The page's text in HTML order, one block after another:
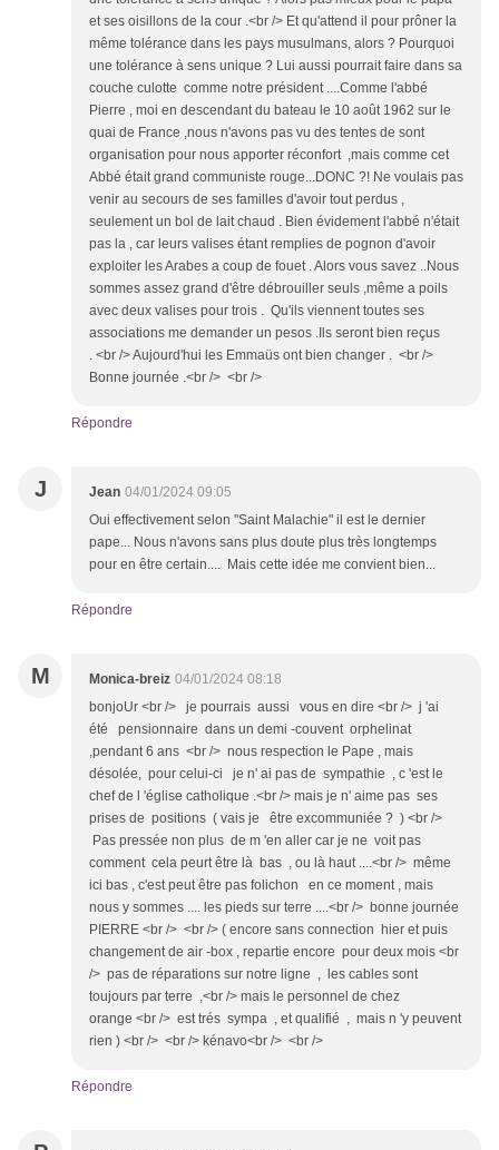
et ses oisillons de la cour .<br /> Et qu'attend il pour prôner la
même tolérance dans les pays musulmans, alors ? Pourquoi
une tolérance à sens unique ? Lui aussi pourrait faire dans sa
couche culotte comme notre président ....Comme l'abbé
Pierre , moi en descendant du bateau le 10 août 1962 sur le
quai de France ,nous n'avons pas vu des tentes de sont
organisation pour nous apporter réconfort ,mais comme cet
Abbé était grand communiste rouge...DONC ?! Ne voulais pas
venir au secours de ses familles d'avoir tout perdus ,
seulement un bol de lait chaud . Bien évidement l'abbé n'était
pas la , car leurs valises étant remplies de pognon d'avoir
exploiter les Arabes a coup de fouet . Alors vous savez ..Nous
sommes assez grand d'être débrouiller seuls ,même a poils
avec deux valises pour trois . Qu'ils viennent toutes ses
associations me demander un pesos .Ils seront bien reçus
. <br /> Aujourd'hui les Emmaüs ont bien changer . <br />
Bonne journée .<br /> <br />
Répondre
J Jean 04/01/2024 09:05
Oui effectivement selon "Saint Malachie" il est le dernier
pape... Nous n'avons sans plus doute plus très longtemps
pour en être certain.... Mais cette idée me convient bien...
Répondre
M Monica-breiz 04/01/2024 08:18
bonjoUr <br /> je pourrais aussi vous en dire <br /> j 'ai
été pensionnaire dans un demi -couvent orphelinat
,pendant 6 ans <br /> nous respection le Pape , mais
désolée, pour celui-ci je n' ai pas de sympathie , c 'est le
chef de l 'église catholique .<br /> mais je n' aime pas ses
prises de positions ( vais je être excommuniée ? ) <br />
Pas pressée non plus de m 'en aller car je ne voit pas
comment cela peurt être là bas , ou là haut ....<br /> même
ici bas , c'est peut être pas folichon en ce moment , mais
nous y sommes .... les pieds sur terre ....<br /> bonne journée
PIERRE <br /> <br /> ( encore sans connection hier et puis
changement de air -box , repartie encore pour deux mois <br
/> pas de réparations sur notre ligne , les cables sont
toujours par terre ,<br /> mais le personnel de chez
orange <br /> est trés sympa , et qualifié , mais n 'y peuvent
rien ) <br /> <br /> kénavo<br /> <br />
Répondre